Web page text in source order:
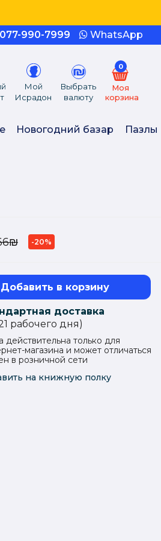
077-990-7999 WhatsApp
Мой
Исрадон
Выбрать
валюту
0
Моя
корзина
Новогодний базар Пазлы
-20%
Добавить в корзину
доставка
рабочего дня)
действительна только для
магазина и может отличаться
в розничной сети
на книжную полку